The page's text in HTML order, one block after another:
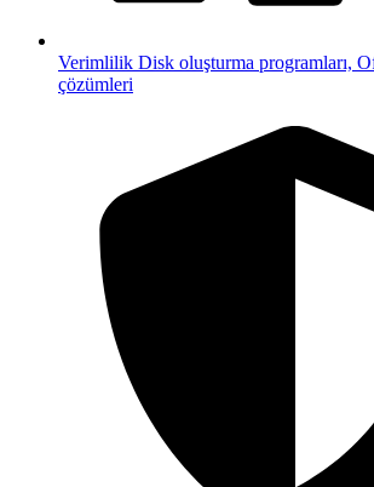
Verimlilik Disk oluşturma programları,
çözümleri